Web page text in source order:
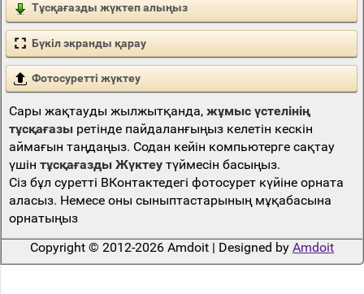
Тұсқағазды жүктеп алыңыз
Бүкіл экранды қарау
Фотосуретті жүктеу
Сары жақтауды жылжытқанда, жұмыс үстелінің
тұсқағазыретінде пайдаланғыңыз келетін кескін
аймағын таңдаңыз. Содан кейін компьютерге сақтау
үшін тұсқағазды Жүктеутүймесін басыңыз.
Сіз бұл суретті ВКонтактедегі фотосурет күйіне орната
аласыз. Немесе оны сыныптастарының мұқабасына
орнатыңыз
Copyright © 2012-2026 Amdoit | Designed by Amdoit